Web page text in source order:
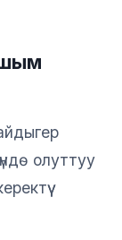
олуттуу